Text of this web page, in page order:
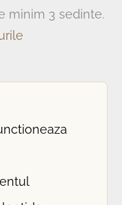
minim 3 sedinte.